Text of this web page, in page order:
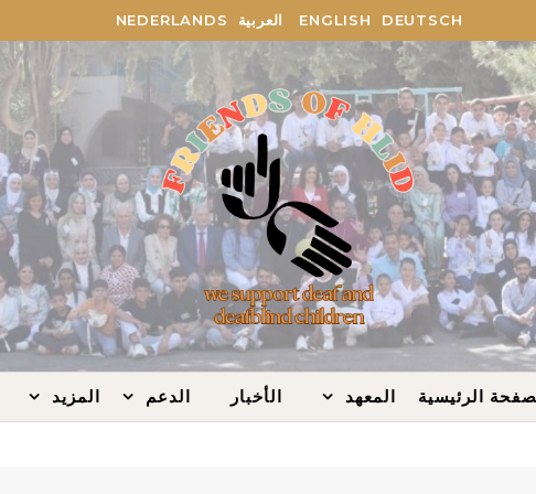
DEUTSCH
ENGLISH العربية NEDERLANDS
الرئيسية المعهد الأخبار الدعم المزيد